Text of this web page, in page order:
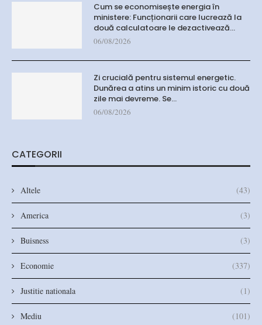
Cum se economisește energia în
ministere: Funcționarii care lucrează la
două calculatoare le dezactivează…
06/08/2026
Zi crucială pentru sistemul energetic.
Dunărea a atins un minim istoric cu două
zile mai devreme. Se…
06/08/2026
CATEGORII
Altele (43)
America (3)
Buisness (3)
Economie (337)
Justitie nationala (1)
Mediu (101)